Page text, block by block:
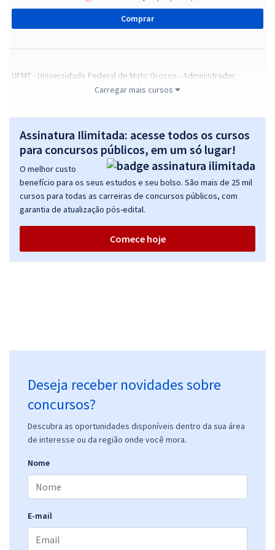
Comprar
UFMT - Universidade Federal de Mato Grosso - Administrador
R$ 399,99à vista
Comprar
UFMT - Universidade Federal de Mato Grosso - Contador
ou 12x de R$33,33
Economize R$ 89,98 (-20%)
UFMT - Universidade Federal de Mato Grosso - Conhecimentos
R$ 159,92à vista
Economize R$ 39,98 (-20%)
Carregar mais cursos
Assinatura Ilimitada: acesse todos os cursos
para concursos públicos, em um só lugar!
O melhor custo
benefício para os seus estudos e seu bolso. São mais de 25 mil
cursos para todas as carreiras de concursos públicos, com
garantia de atualização pós-edital.
Comece hoje
Deseja receber novidades sobre
concursos?
Descubra as oportunidades disponíveis dentro da sua área
de interesse ou da região onde você mora.
Nome
E-mail